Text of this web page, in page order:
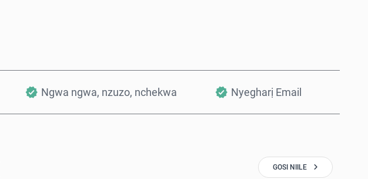
Ngwa ngwa, nzuzo, nchekwa Nyegharị Email
GOSI NIILE